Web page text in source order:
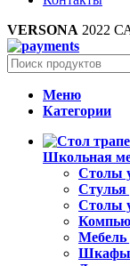
VERSONA 2022
Меню
Категории
Школьная
Столы
Стулья
Столы
Мебель
Шкафы